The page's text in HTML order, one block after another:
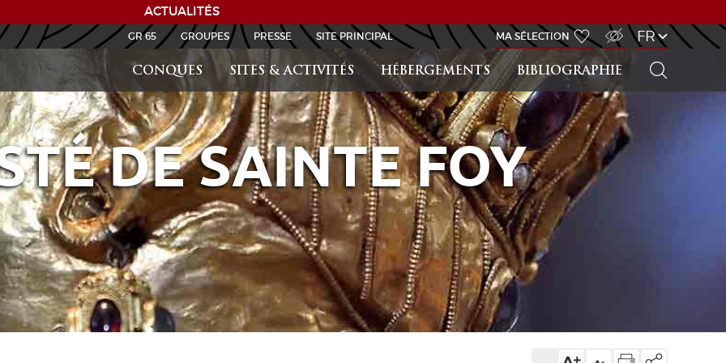
ACTUALITÉS
CONQUES SITES & ACTIVITÉS HÉBERGEMENTS BIBLIOGRAPHIE
GR 65 GROUPES PRESSE SITE PRINCIPAL MA SÉLECTION FR
DE SAINTE FOY